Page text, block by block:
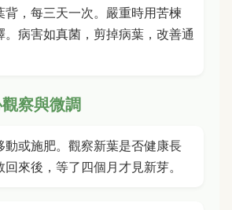
背，每三天一次。嚴重時用苦楝
。病害如真菌，剪掉病葉，改善通
察與微調
動或施肥。觀察新葉是否健康長
來後，等了四個月才見新芽。